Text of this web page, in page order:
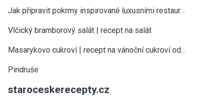
Jak připravit pokrmy inspirované luxusními restaur…
Vlčický bramborový salát | recept na salát
Masarykovo cukroví | recept na vánoční cukroví od…
Pindruše
staroceskerecepty.cz